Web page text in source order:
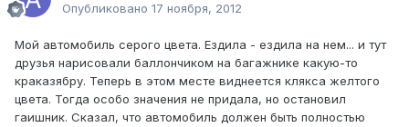
Опубликовано 17 ноября, 2012
Мой автомобиль серого цвета. Ездила - ездила на нем... и тут
друзья нарисовали баллончиком на багажнике какую-то
краказябру. Теперь в этом месте виднеется клякса желтого
цвета. Тогда особо значения не придала, но остановил
гаишник. Сказал, что автомобиль должен быть полностью